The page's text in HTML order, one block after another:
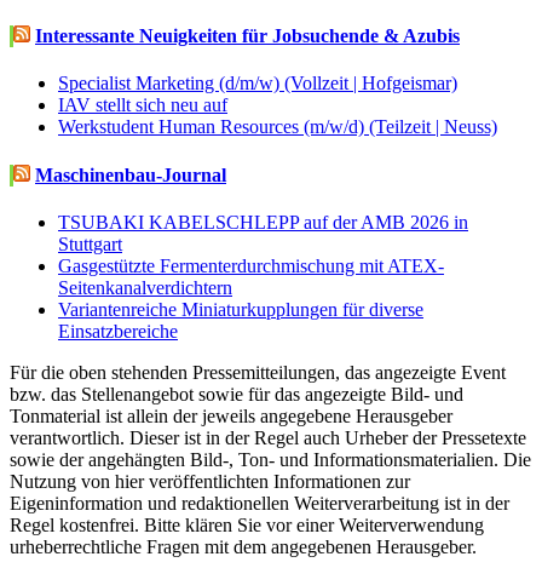
Interessante Neuigkeiten für Jobsuchende & Azubis
Specialist Marketing (d/m/w) (Vollzeit | Hofgeismar)
IAV stellt sich neu auf
Werkstudent Human Resources (m/w/d) (Teilzeit | Neuss)
Maschinenbau-Journal
TSUBAKI KABELSCHLEPP auf der AMB 2026 in
Stuttgart
Gasgestützte Fermenterdurchmischung mit ATEX-
Seitenkanalverdichtern
Variantenreiche Miniaturkupplungen für diverse
Einsatzbereiche
Für die oben stehenden Pressemitteilungen, das angezeigte Event
bzw. das Stellenangebot sowie für das angezeigte Bild- und
Tonmaterial ist allein der jeweils angegebene Herausgeber
verantwortlich. Dieser ist in der Regel auch Urheber der Pressetexte
sowie der angehängten Bild-, Ton- und Informationsmaterialien. Die
Nutzung von hier veröffentlichten Informationen zur
Eigeninformation und redaktionellen Weiterverarbeitung ist in der
Regel kostenfrei. Bitte klären Sie vor einer Weiterverwendung
urheberrechtliche Fragen mit dem angegebenen Herausgeber.